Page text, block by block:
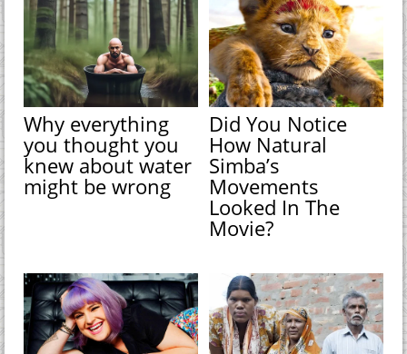
Why everything
you thought you
knew about water
might be wrong
Did You Notice
How Natural
Simba’s
Movements
Looked In The
Movie?